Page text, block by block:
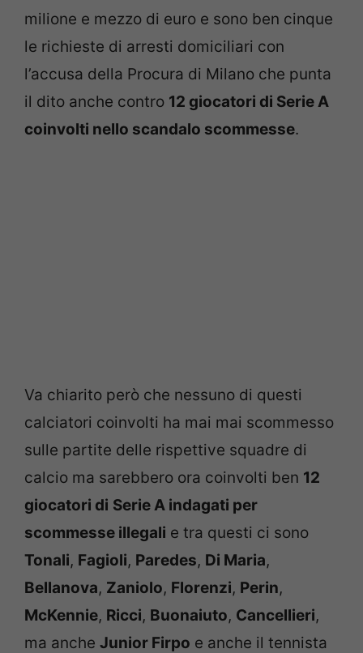
milione e mezzo di euro e sono ben cinque
le richieste di arresti domiciliari con
l’accusa della Procura di Milano che punta
il dito anche contro 12 giocatori di Serie A
coinvolti nello scandalo scommesse.
Va chiarito però che nessuno di questi
calciatori coinvolti ha mai mai scommesso
sulle partite delle rispettive squadre di
calcio ma sarebbero ora coinvolti ben 12
giocatori di Serie A indagati per
scommesse illegali e tra questi ci sono
Tonali, Fagioli, Paredes, Di Maria,
Bellanova, Zaniolo, Florenzi, Perin,
McKennie, Ricci, Buonaiuto, Cancellieri,
ma anche Junior Firpo e anche il tennista